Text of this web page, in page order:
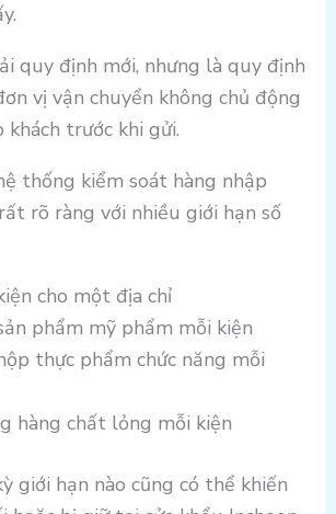
quy định mới, nhưng là quy định
vị vận chuyển không chủ động
khách trước khi gửi.
thống kiểm soát hàng nhập
rõ ràng với nhiều giới hạn số
cho một địa chỉ
phẩm mỹ phẩm mỗi kiện
thực phẩm chức năng mỗi
hàng chất lỏng mỗi kiện
giới hạn nào cũng có thể khiến